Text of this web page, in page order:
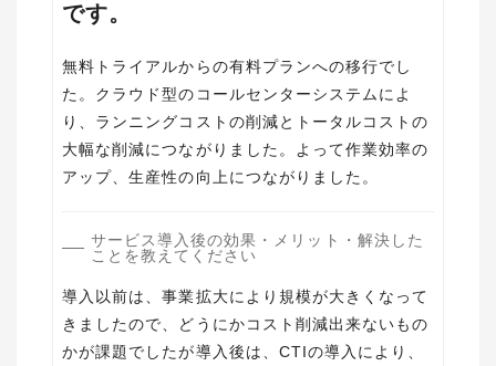
です。
無料トライアルからの有料プランへの移行でし
た。クラウド型のコールセンターシステムによ
り、ランニングコストの削減とトータルコストの
大幅な削減につながりました。よって作業効率の
アップ、生産性の向上につながりました。
サービス導入後の効果・メリット・解決した
ことを教えてください
導入以前は、事業拡大により規模が大きくなって
きましたので、どうにかコスト削減出来ないもの
かが課題でしたが導入後は、CTIの導入により、